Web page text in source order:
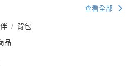
查看全部
背包
品